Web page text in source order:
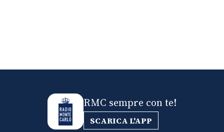
RMC sempre con te!
SCARICA L'APP